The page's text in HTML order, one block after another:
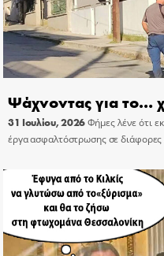
Ψάχνοντας για το…
31 Ιουλίου, 2026Φήμες λένε ότι
έργα ασφαλτόστρωσης σε